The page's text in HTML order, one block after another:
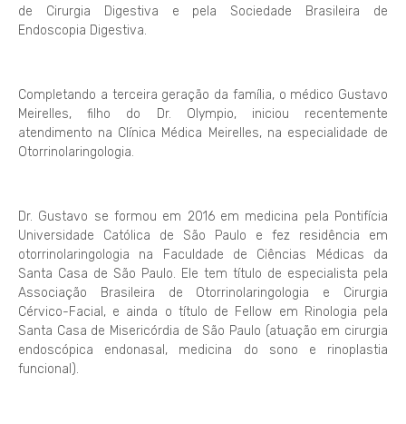
de Cirurgia Digestiva e pela Sociedade Brasileira de
Endoscopia Digestiva.
Completando a terceira geração da família, o médico Gustavo
Meirelles, filho do Dr. Olympio, iniciou recentemente
atendimento na Clínica Médica Meirelles, na especialidade de
Otorrinolaringologia.
Dr. Gustavo se formou em 2016 em medicina pela Pontifícia
Universidade Católica de São Paulo e fez residência em
otorrinolaringologia na Faculdade de Ciências Médicas da
Santa Casa de São Paulo. Ele tem título de especialista pela
Associação Brasileira de Otorrinolaringologia e Cirurgia
Cérvico-Facial, e ainda o título de Fellow em Rinologia pela
Santa Casa de Misericórdia de São Paulo (atuação em cirurgia
endoscópica endonasal, medicina do sono e rinoplastia
funcional).